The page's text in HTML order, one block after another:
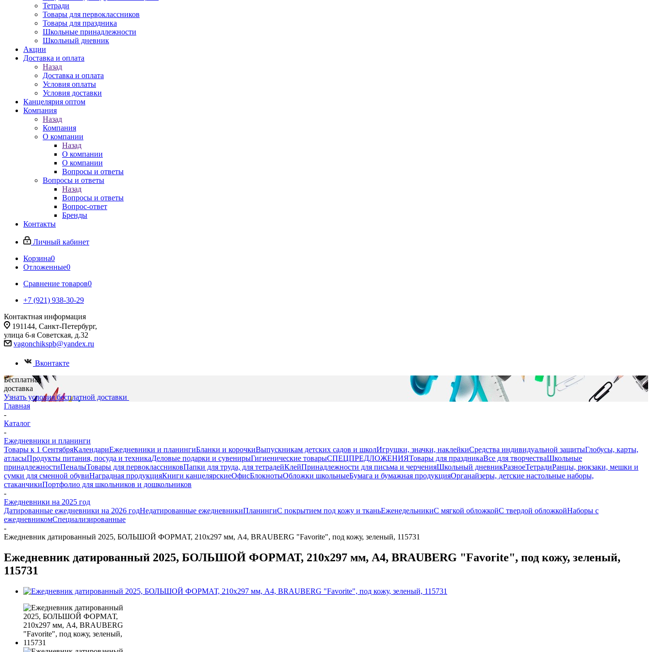
Тетради
Товары для первоклассников
Товары для праздника
Школьные принадлежности
Школьный дневник
Акции
Доставка и оплата
Назад
Доставка и оплата
Условия оплаты
Условия доставки
Канцелярия оптом
Компания
Назад
Компания
О компании
Назад
О компании
О компании
Вопросы и ответы
Вопросы и ответы
Назад
Вопросы и ответы
Вопрос-ответ
Бренды
Контакты
Личный кабинет
Корзина0
Отложенные0
Сравнение товаров0
+7 (921) 938-30-29
Контактная информация
191144, Санкт-Петербург,
улица 6-я Советская, д.32
vagonchikspb@yandex.ru
Вконтакте
Бесплатная
доставка
Узнать условия бесплатной доставки
Главная
-
Каталог
-
Ежедневники и планинги
Товары к 1 СентябряКалендариЕжедневники и планингиБланки и корочкиВыпускникам детских садов и школИгрушки, значки, наклейкиСредства индивидуальной защитыГлобусы, карты,
атласыПродукты питания, посуда и техникаДеловые подарки и сувенирыГигиенические товарыСПЕЦПРЕДЛОЖЕНИЯТовары для праздникаВсе для творчестваШкольные
принадлежностиПеналыТовары для первоклассниковПапки для труда, для тетрадейКлейПринадлежности для письма и черченияШкольный дневникРазноеТетрадиРанцы, рюкзаки, мешки и
сумки для сменной обувиНаградная продукцияКниги канцелярскиеОфисБлокнотыОбложки школьныеБумага и бумажная продукцияОрганайзеры, детские настольные наборы,
стаканчикиПортфолио для школьников и дошкольников
-
Ежедневники на 2025 год
Датированные ежедневники на 2026 годНедатированные ежедневникиПланингиС покрытием под кожу и тканьЕженедельникиС мягкой обложкойС твердой обложкойНаборы с
ежедневникомСпециализированные
-
Ежедневник датированный 2025, БОЛЬШОЙ ФОРМАТ, 210х297 мм, А4, BRAUBERG "Favorite", под кожу, зеленый, 115731
Ежедневник датированный 2025, БОЛЬШОЙ ФОРМАТ, 210х297 мм, А4, BRAUBERG "Favorite", под кожу, зеленый,
115731